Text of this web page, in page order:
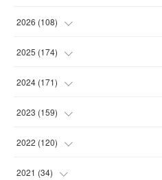
2026 (108)
(6)
(15
(15
(13
2025 (174)
(14
(14
(15
(15
2024 (171)
(13
(13
(15
2023 (159)
(14
(14 )
2022 (120)
(14 )
2021 (34)